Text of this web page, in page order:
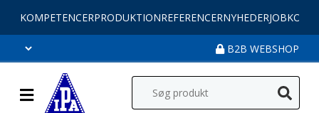
KOMPETENCERPRODUKTIONREFERENCERNYHEDERJOB
B2B WEBSHOP